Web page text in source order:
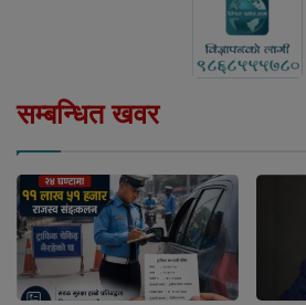
सम्बन्धित खवर